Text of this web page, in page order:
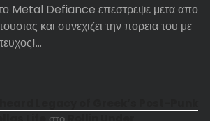
Metal Defiance επεστρεψε μετα απο
και συνεχιζει την πορεια του με